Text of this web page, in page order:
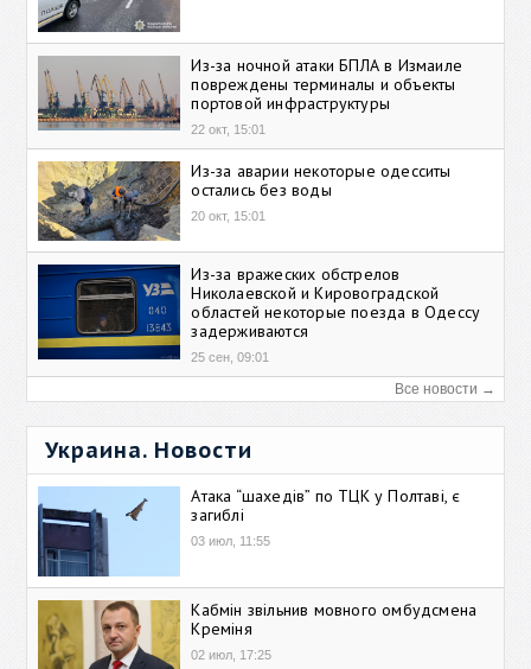
Из-за ночной атаки БПЛА в Измаиле
повреждены терминалы и объекты
портовой инфраструктуры
22 окт, 15:01
Из-за аварии некоторые одесситы
остались без воды
20 окт, 15:01
Из-за вражеских обстрелов
Николаевской и Кировоградской
областей некоторые поезда в Одессу
задерживаются
25 сен, 09:01
Все новости →
Украина. Новости
Атака “шахедів” по ТЦК у Полтаві, є
загиблі
03 июл, 11:55
Кабмін звільнив мовного омбудсмена
Креміня
02 июл, 17:25